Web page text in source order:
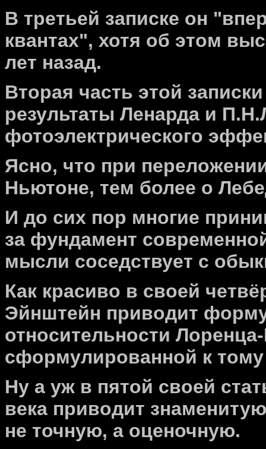
В третьей записке он
квантах", хотя об этом
лет назад.
Вторая часть этой
результаты Ленарда и
фотоэлектрического
Ясно, что при
Ньютоне, тем более о
И до сих пор многие
за фундамент
мысли соседствует с
Как красиво в своей
Эйнштейн приводит
относительности
сформулированной к
Ну а уж в пятой своей
века приводит
не точную, а оценочную.